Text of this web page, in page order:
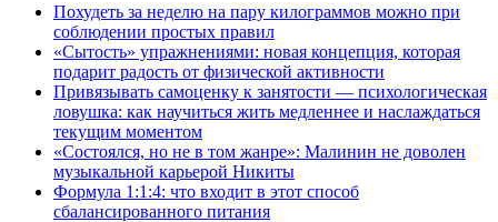
Похудеть за неделю на пару килограммов можно при
соблюдении простых правил
«Сытость» упражнениями: новая концепция, которая
подарит радость от физической активности
Привязывать самоценку к занятости — психологическая
ловушка: как научиться жить медленнее и наслаждаться
текущим моментом
«Состоялся, но не в том жанре»: Малинин не доволен
музыкальной карьерой Никиты
Формула 1:1:4: что входит в этот способ
сбалансированного питания